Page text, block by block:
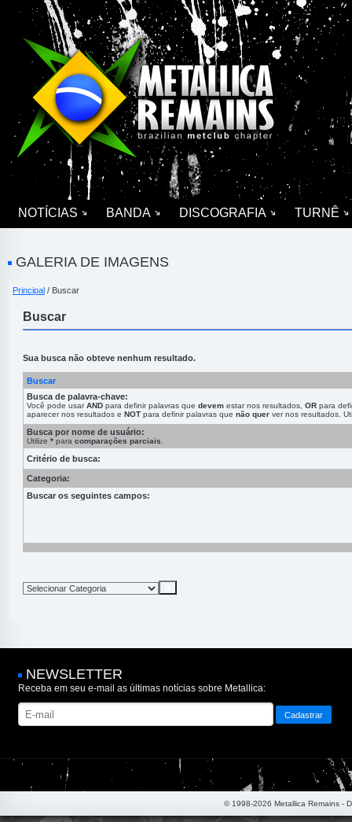
NOTÍCIAS BANDA DISCOGRAFIA TURNÊ
GALERIA DE IMAGENS
Principal / Buscar
Buscar
Sua busca não obteve nenhum resultado.
Buscar
Busca de palavra-chave:
Você pode usarAND para definir palavras que devem estar nos resultados, OR para
aparecer nos resultados e NOT para definir palavras que não quer ver nos resultados.
Busca por nome de usuário:
Utilize * para comparações parciais
Critério de busca:
Categoria:
Buscar os seguintes campos:
NEWSLETTER
Receba em seu e-mail as últimas notícias sobre Metallica:
© 1998-2026 Metallica Remains -